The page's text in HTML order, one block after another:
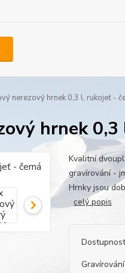
nerezový hrnek 0,3 l, rukojeť -
hrnek
Kvalitní
gravírování -
Hrnky jsou
celý popis
Dostupnost
Gravírování